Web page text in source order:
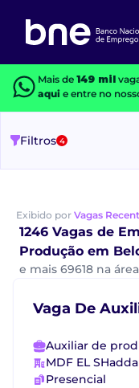
Mais de 149 mil
aquie entre no
Filtros 4
Exibido por Vagas
1246 Vagas de
Produção em
e mais 69618 na
Vaga De
Auxiliar de
MDF EL
Presencial